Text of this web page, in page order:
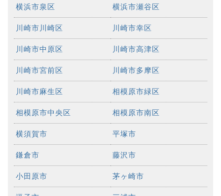
横浜市泉区 横浜市瀬谷区
川崎市川崎区 川崎市幸区
川崎市中原区 川崎市高津区
川崎市宮前区 川崎市多摩区
川崎市麻生区 相模原市緑区
相模原市中央区 相模原市南区
横須賀市 平塚市
鎌倉市 藤沢市
小田原市 茅ヶ崎市